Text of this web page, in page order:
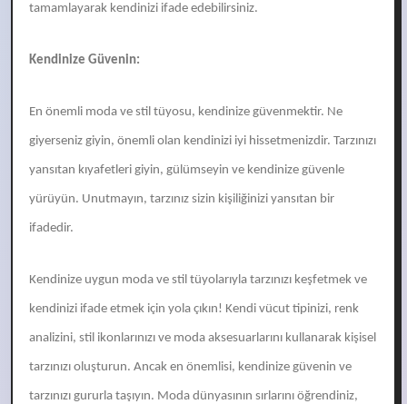
tamamlayarak kendinizi ifade edebilirsiniz.
Kendinize Güvenin:
En önemli moda ve stil tüyosu, kendinize güvenmektir. Ne
giyerseniz giyin, önemli olan kendinizi iyi hissetmenizdir. Tarzınızı
yansıtan kıyafetleri giyin, gülümseyin ve kendinize güvenle
yürüyün. Unutmayın, tarzınız sizin kişiliğinizi yansıtan bir
ifadedir.
Kendinize uygun moda ve stil tüyolarıyla tarzınızı keşfetmek ve
kendinizi ifade etmek için yola çıkın! Kendi vücut tipinizi, renk
analizini, stil ikonlarınızı ve moda aksesuarlarını kullanarak kişisel
tarzınızı oluşturun. Ancak en önemlisi, kendinize güvenin ve
tarzınızı gururla taşıyın. Moda dünyasının sırlarını öğrendiniz,